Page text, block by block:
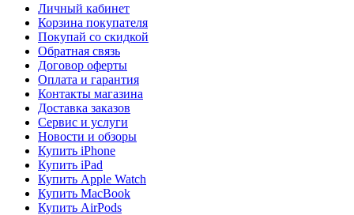
Личный кабинет
Корзина покупателя
Покупай со скидкой
Обратная связь
Договор оферты
Оплата и гарантия
Контакты магазина
Доставка заказов
Сервис и услуги
Новости и обзоры
Купить iPhone
Купить iPad
Купить Apple Watch
Купить MacBook
Купить AirPods